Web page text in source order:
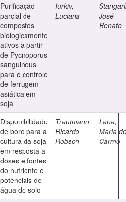
Purificação
parcial de
compostos
biologicamente
ativos a partir
de Pycnoporus
sanguineus
para o controle
de ferrugem
asiática em
soja
Iurkiv,
Luciana
José
Renato
Disponibilidade
de boro para a
cultura da soja
em resposta a
doses e fontes
do nutriente e
potenciais de
água do solo
Trautmann,
Ricardo
Robson
Lana,
Maria do
Carmo